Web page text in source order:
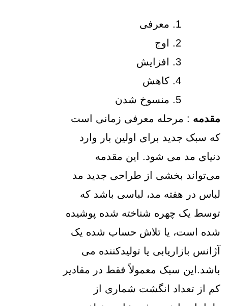
معرفی
اوج
افزایش
کاهش
منسوخ شدن
مقدمه : مرحله معرفی زمانی است
که سبک جدید برای اولین بار وارد
دنیای مد می شود. این مقدمه
می‌تواند بخشی از طراحی جدید مد
لباس در هفته مد، لباسی باشد که
توسط یک چهره شناخته شده پوشیده
شده است، یا تلاش حساب شده یک
آژانس بازاریابی یا تولیدکننده می
باشد.این سبک معمولاً فقط در مقادیر
کم از تعداد انگشت شماری از